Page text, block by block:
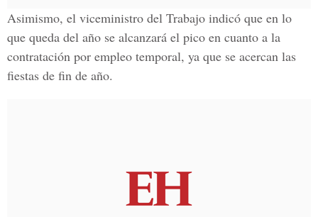
Asimismo, el viceministro del Trabajo indicó que en lo
que queda del año se alcanzará el pico en cuanto a la
contratación por empleo temporal, ya que se acercan las
fiestas de fin de año.